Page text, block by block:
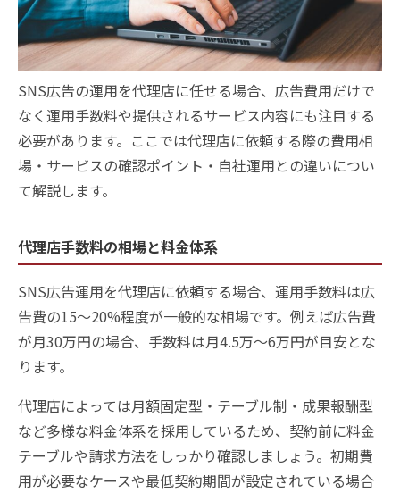
SNS広告の運用を代理店に任せる場合、広告費用だけで
なく運用手数料や提供されるサービス内容にも注目する
必要があります。ここでは代理店に依頼する際の費用相
場・サービスの確認ポイント・自社運用との違いについ
て解説します。
代理店手数料の相場と料金体系
SNS広告運用を代理店に依頼する場合、運用手数料は広
告費の15〜20%程度が一般的な相場です。例えば広告費
が月30万円の場合、手数料は月4.5万〜6万円が目安とな
ります。
代理店によっては月額固定型・テーブル制・成果報酬型
など多様な料金体系を採用しているため、契約前に料金
テーブルや請求方法をしっかり確認しましょう。初期費
用が必要なケースや最低契約期間が設定されている場合